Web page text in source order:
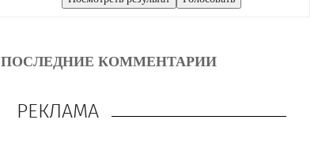
ПОСЛЕДНИЕ КОММЕНТАРИИ
РЕКЛАМА